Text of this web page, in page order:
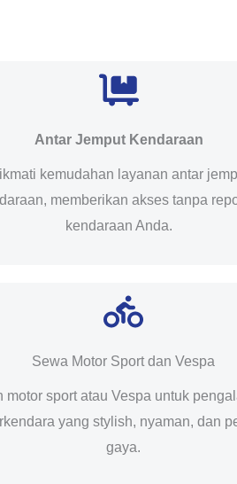
Antar Jemput Kendaraan
kemudahan layanan antar
memberikan akses tanpa
kendaraan Anda.
Sewa Motor Sport dan Vespa
motor sport atau Vespa untuk
yang stylish, nyaman, dan
gaya.